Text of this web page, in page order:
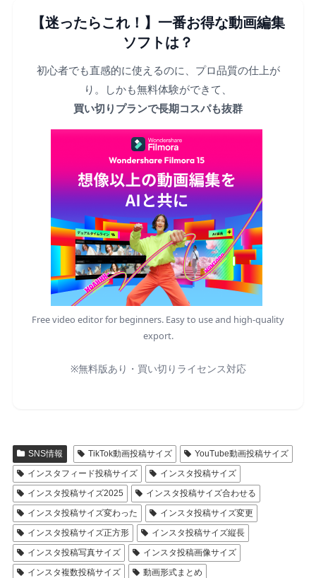
【迷ったらこれ！】一番お得な動画編集
ソフトは？
初心者でも直感的に使えるのに、プロ品質の仕上が
り。しかも無料体験ができて、
買い切りプランで長期コスパも抜群
Free video editor for beginners. Easy to use and high-quality
export.
※無料版あり・買い切りライセンス対応
SNS情報 TikTok動画投稿サイズ
YouTube動画投稿サイズ
インスタフィード投稿サイズ
インスタ投稿サイズ
インスタ投稿サイズ2025
インスタ投稿サイズ合わせる
インスタ投稿サイズ変わった
インスタ投稿サイズ変更
インスタ投稿サイズ正方形
インスタ投稿サイズ縦長
インスタ投稿写真サイズ
インスタ投稿画像サイズ
インスタ複数投稿サイズ
動画形式まとめ